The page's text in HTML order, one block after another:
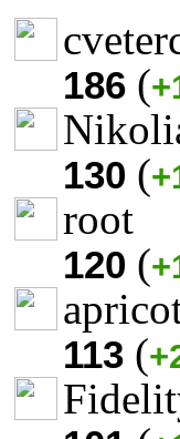
186 (
130 (
root
120 (
113 (